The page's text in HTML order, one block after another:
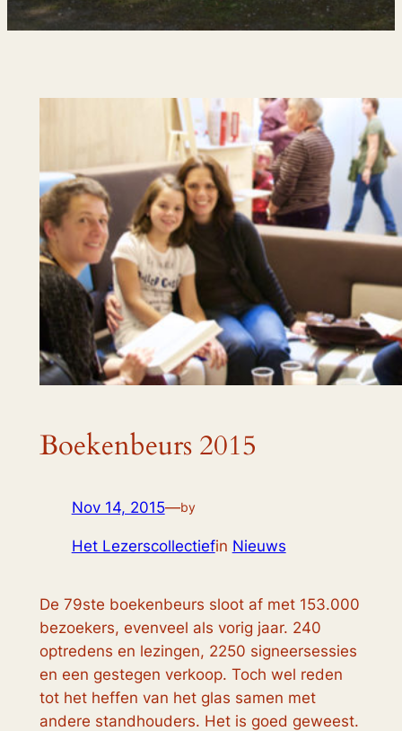
Boekenbeurs 2015
Nov 14, 2015—by
Het Lezerscollectiefin Nieuws
De 79ste boekenbeurs sloot af met 153.000
bezoekers, evenveel als vorig jaar. 240
optredens en lezingen, 2250 signeersessies
en een gestegen verkoop. Toch wel reden
tot het heffen van het glas samen met
andere standhouders. Het is goed geweest.